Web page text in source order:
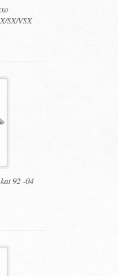
SX/VSX
92 -04